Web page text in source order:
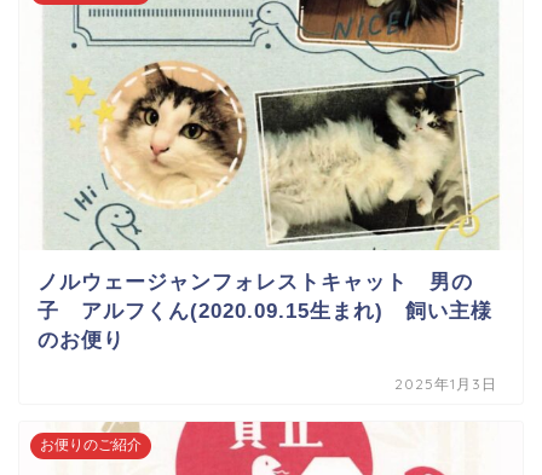
ノルウェージャンフォレストキャット 男の
子 アルフくん(2020.09.15生まれ) 飼い主様
のお便り
2025年1月3日
お便りのご紹介